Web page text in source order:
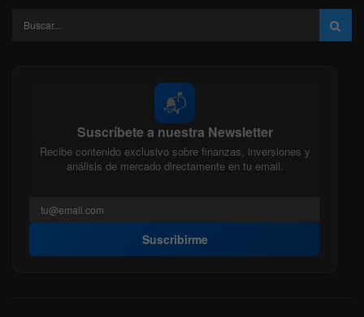
📬
Suscríbete a nuestra Newsletter
Recibe contenido exclusivo sobre finanzas, inversiones y
análisis de mercado directamente en tu email.
Suscribirme